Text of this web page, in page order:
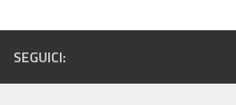
SEGUICI: